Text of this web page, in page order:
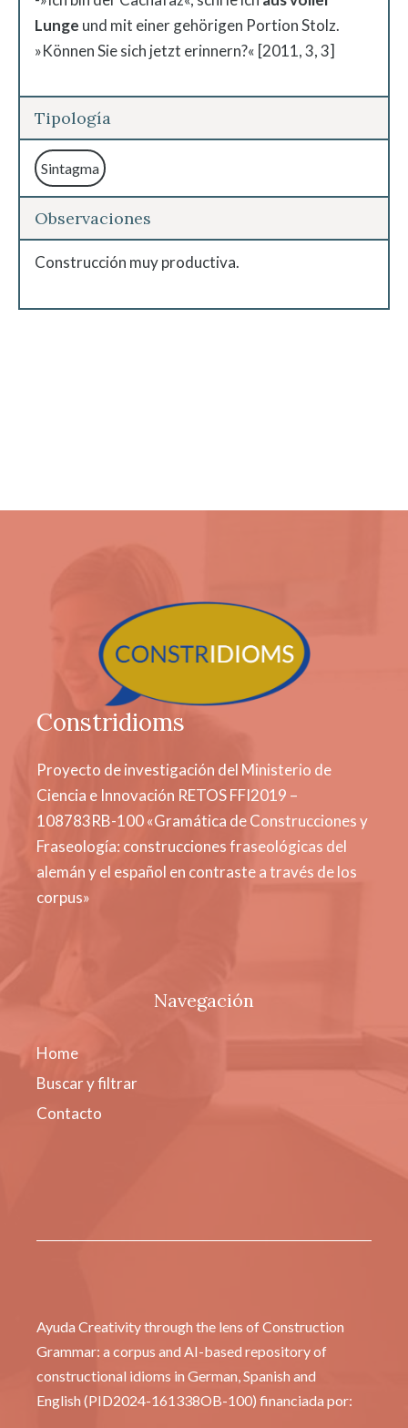
Lunge und mit einer gehörigen Portion Stolz.
»Können Sie sich jetzt erinnern?« [2011, 3, 3]
Tipología
Sintagma
Observaciones
Construcción muy productiva.
Constridioms
Proyecto de investigación del Ministerio de
Ciencia e Innovación RETOS FFI2019 –
108783RB-100 «Gramática de Construcciones y
Fraseología: construcciones fraseológicas del
alemán y el español en contraste a través de los
corpus»
Navegación
Home
Buscar y filtrar
Contacto
Ayuda Creativity through the lens of Construction
Grammar: a corpus and AI-based repository of
constructional idioms in German, Spanish and
English (PID2024-161338OB-100) financiada por: